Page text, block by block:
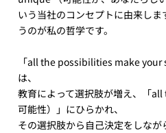
いう当社のコンセプトに由来し
うのが私の哲学です。
「all the possibilities make
は、
教育によって選択肢が増え、「
可能性）」にひらかれ、
その選択肢から自己決定をしな